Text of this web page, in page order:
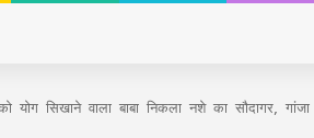
योग सिखाने वाला बाबा निकला नशे का सौदागर,